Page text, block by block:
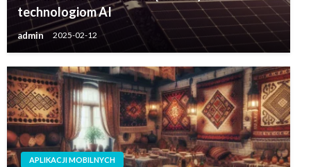
technologiom AI
admin 2025-02-12
APLIKACJI MOBILNYCH